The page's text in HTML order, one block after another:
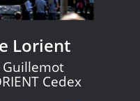
Lorient
Cedex